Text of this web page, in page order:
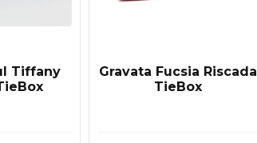
Tiffany
Gravata Fucsia Riscada
TieBox